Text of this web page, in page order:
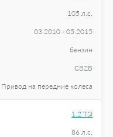
105 л.с.
03.2010 - 05.2015
бензин
CBZB
Привод на передние колеса
1.2 TSI
86 л.с.